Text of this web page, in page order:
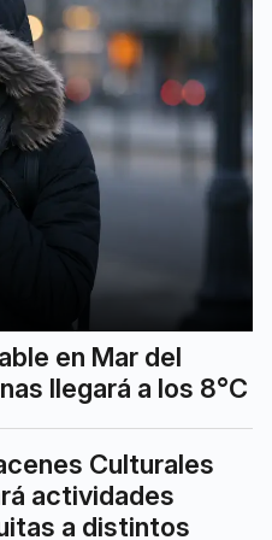
en Mar del
llegará a los 8°C
Culturales
actividades
a distintos